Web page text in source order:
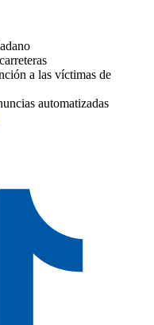
a las víctimas de
automatizadas